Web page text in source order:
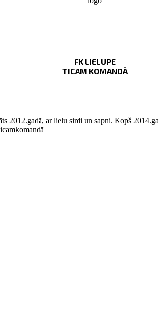
FK LIELUPE
TICAM KOMANDĀ
2012.gadā, ar lielu sirdi un sapni. Kopš